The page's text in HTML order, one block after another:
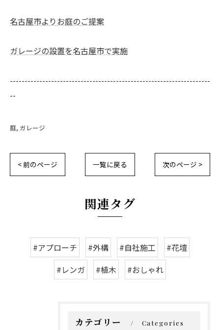
名古屋市よりお庭のご提案
ガレージの設置を名古屋市で実施
--------------------------------------------------------------------
--
庭 ガレージ
< 前のページ 一覧に戻る 次のページ >
関連タグ
#アプローチ #外構 #自社施工
#花壇
#レンガ
#植木 #おしゃれ
カテゴリー Categories